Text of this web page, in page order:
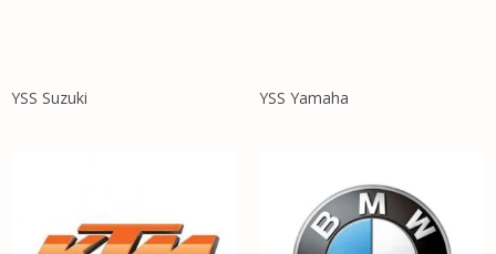
YSS Suzuki YSS Yamaha